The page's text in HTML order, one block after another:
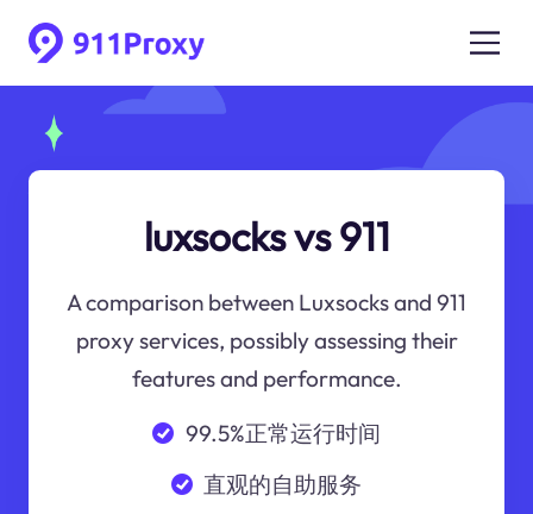
luxsocks vs 911
A comparison between Luxsocks and 911
proxy services, possibly assessing their
features and performance.
99.5%正常运行时间
直观的自助服务